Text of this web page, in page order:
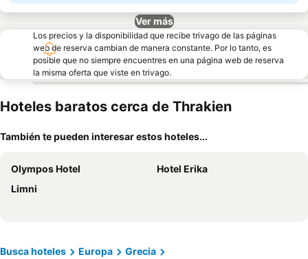
Ver más
Los precios y la disponibilidad que recibe trivago de las páginas
web de reserva cambian de manera constante. Por lo tanto, es
posible que no siempre encuentres en una página web de reserva
la misma oferta que viste en trivago.
Hoteles baratos cerca de Thrakien
También te pueden interesar estos hoteles...
Olympos Hotel
Hotel Erika
Limni
Busca hoteles Europa
Grecia